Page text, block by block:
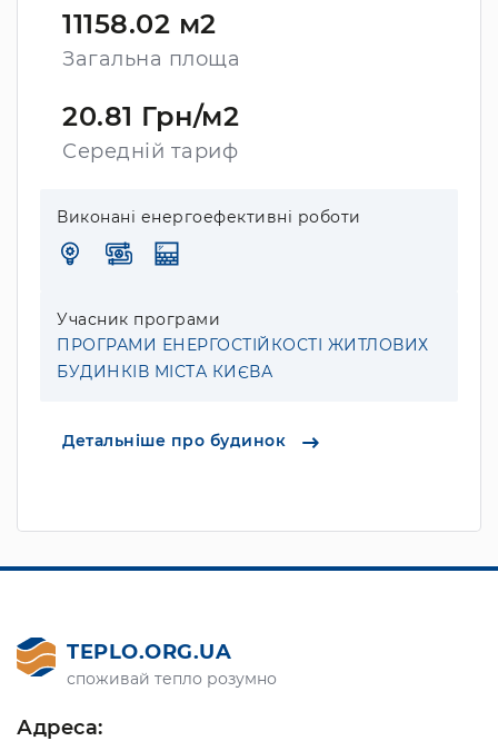
11158.02 м2
Загальна площа
20.81 Грн/м2
Середній тариф
Виконані енергоефективні роботи
Учасник програми
ПРОГРАМИ ЕНЕРГОСТІЙКОСТІ ЖИТЛОВИХ
БУДИНКІВ МІСТА КИЄВА
Детальніше про будинок
TEPLO.ORG.UA
споживай тепло розумно
Адреса: